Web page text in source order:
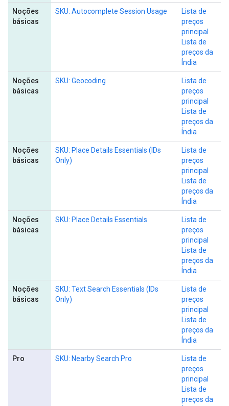
Noções
básicas
SKU: Autocomplete Session Usage
Lista de
preços
principal
Lista de
preços da
Índia
Noções
básicas
SKU: Geocoding
Lista de
preços
principal
Lista de
preços da
Índia
Noções
básicas
SKU: Place Details Essentials (IDs
Only)
Lista de
preços
principal
Lista de
preços da
Índia
Noções
básicas
SKU: Place Details Essentials
Lista de
preços
principal
Lista de
preços da
Índia
Noções
básicas
SKU: Text Search Essentials (IDs
Only)
Lista de
preços
principal
Lista de
preços da
Índia
Pro SKU: Nearby Search Pro
Lista de
preços
principal
Lista de
preços da